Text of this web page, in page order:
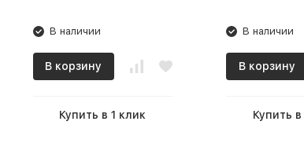
В наличии
В корзину
Купить в 1 клик
В наличии
В корзину
Купить в